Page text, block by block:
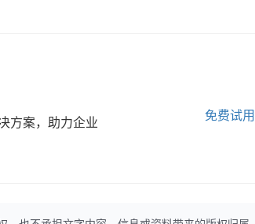
方案，助力企业
免费试用